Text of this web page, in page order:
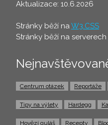
Aktualizace: 10.6.2026
Stránky běží naW3.CSS
Stránky běží na serverech
Centrum otázek Reportáže
Tipy na výlety Hardegg
Hovězí guláš Recepty